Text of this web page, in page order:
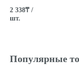
2 338₸ /
шт.
Популярные